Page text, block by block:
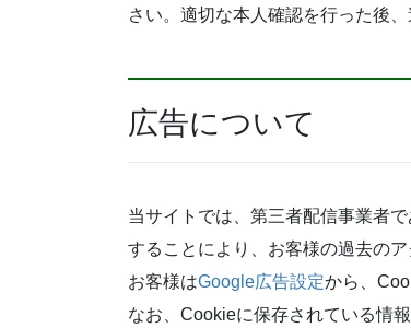
さい。 適切な本人確認を行った後
広告について
当サイトでは、第三者配信事業者
することにより、お客様の過去の
お客様はGoogle広告設定から、
なお、Cookieに保存されている情